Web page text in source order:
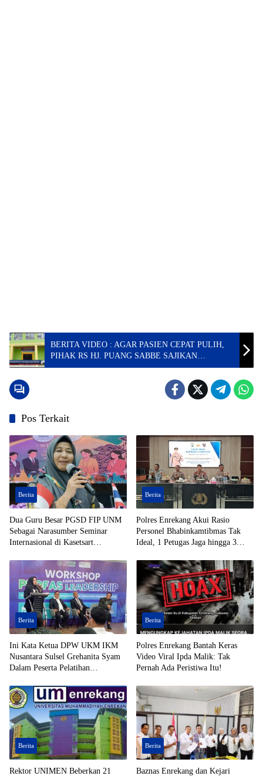
BERITA VIDEO : AGAR PASIEN CEPAT PULIH,
PIHAK RS HJ. PUANG SABBE SAJIKAN
MAKANAN SEHAT
Pos Terkait
Berita
Dua Guru Besar PGSD FIP UNM
Sebagai Narasumber Seminar
Internasional di Kasetsart
Berita
Polres Enrekang Akui Rasio
Personel Bhabinkamtibmas Tak
Ideal, 1 Petugas Jaga hingga 3
Berita
Ini Kata Ketua DPW UKM IKM
Nusantara Sulsel Grehanita Syam
Dalam Peserta Pelatihan
Berita
Polres Enrekang Bantah Keras
Video Viral Ipda Malik: Tak
Pernah Ada Peristiwa Itu!
Berita
Rektor UNIMEN Beberkan 21
Berita
Baznas Enrekang dan Kejari